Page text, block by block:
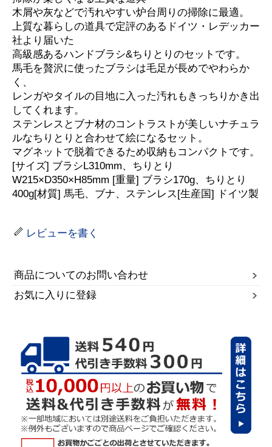
木屑や灰などで汚れやすい炉台周りの掃除に最適。
上質な暮らしの道具で定評のあるドイツ・レデッカー
社より届いた
高級感あるハンドブラシ&ちりとりのセットです。
馬毛を贅沢に使ったブラシは毛足が長めでやわらか
く、
レンガやタイルの目地に入った汚れもきっちりかき出
してくれます。
ステンレスとブナ材のコントラストが美しいナチュラ
ルなちりとりと合わせて絵になるセット。
マグネットで脱着できるため収納もコンパクトです。
[サイズ] ブラシL310mm、ちりとり
W215×D350×H85mm [重量] ブラシ170g、ちりとり
400g[材質] 馬毛、ブナ、ステンレス[生産国] ドイツ製
レビューを書く
商品についてのお問い合わせ
お気に入りに登録